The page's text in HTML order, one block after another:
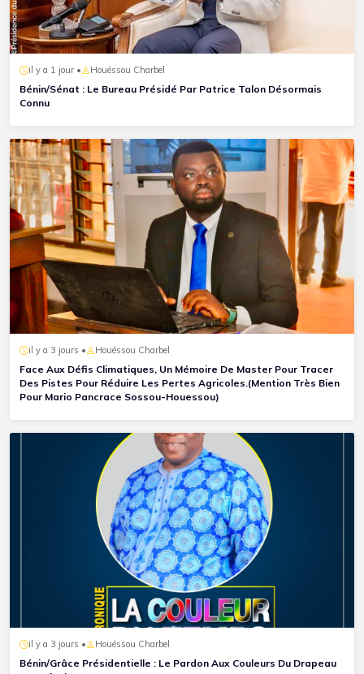
il y a 1 jour • Houéssou Charbel
Bénin/Sénat : Le Bureau Présidé Par Patrice Talon Désormais
Connu
il y a 3 jours • Houéssou Charbel
Face Aux Défis Climatiques, Un Mémoire De Master Pour Tracer
Des Pistes Pour Réduire Les Pertes Agricoles.(Mention Très Bien
Pour Mario Pancrace Sossou-Houessou)
il y a 3 jours • Houéssou Charbel
Bénin/Grâce Présidentielle : Le Pardon Aux Couleurs Du Drapeau